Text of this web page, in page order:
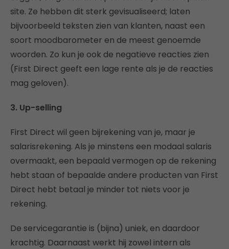
site. Ze hebben dit sterk gevisualiseerd; laten
bijvoorbeeld teksten zien van klanten, naast een
soort moodbarometer en de meest genoemde
woorden. Zo kun je ook de negatieve reacties zien
(First Direct geeft een lage rente als je de reacties
mag geloven).
3. Up-selling
First Direct wil geen bijrekening van je, maar je
salarisrekening. Als je minstens een modaal salaris
overmaakt, een bepaald vermogen op de rekening
hebt staan of bepaalde andere producten van First
Direct hebt betaal je minder tot niets voor je
rekening.
De servicegarantie is (bijna) uniek, en daardoor
krachtig. Daarnaast werkt hij zowel intern als